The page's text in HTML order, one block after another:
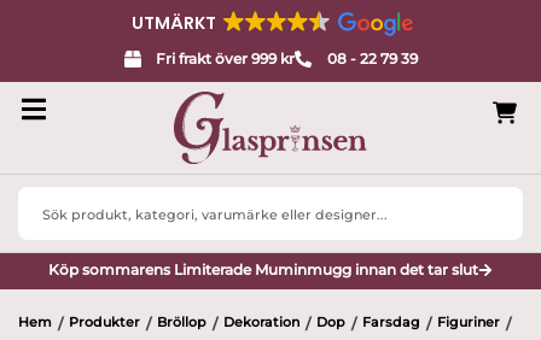
UTMÄRKT
Fri frakt över 999 kr 08 - 22 79 39
Search
Köp sommarens Limiterade Muminmugg innan det tar slut
Hem / Produkter / Bröllop / Dekoration / Dop / Farsdag / Figuriner /